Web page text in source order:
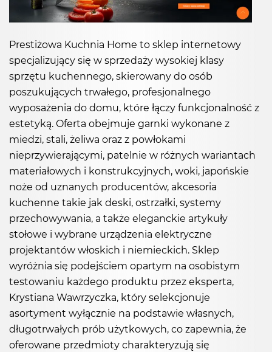
Prestiżowa Kuchnia Home to sklep internetowy
specjalizujący się w sprzedaży wysokiej klasy
sprzętu kuchennego, skierowany do osób
poszukujących trwałego, profesjonalnego
wyposażenia do domu, które łączy funkcjonalność z
estetyką. Oferta obejmuje garnki wykonane z
miedzi, stali, żeliwa oraz z powłokami
nieprzywierającymi, patelnie w różnych wariantach
materiałowych i konstrukcyjnych, woki, japońskie
noże od uznanych producentów, akcesoria
kuchenne takie jak deski, ostrzałki, systemy
przechowywania, a także eleganckie artykuły
stołowe i wybrane urządzenia elektryczne
projektantów włoskich i niemieckich. Sklep
wyróżnia się podejściem opartym na osobistym
testowaniu każdego produktu przez eksperta,
Krystiana Wawrzyczka, który selekcjonuje
asortyment wyłącznie na podstawie własnych,
długotrwałych prób użytkowych, co zapewnia, że
oferowane przedmioty charakteryzują się